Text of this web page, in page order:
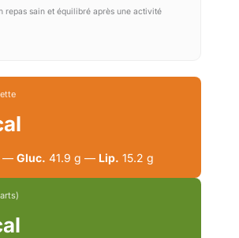
repas sain et équilibré après une activité
— Gluc. 41.9 g — Lip. 15.2 g